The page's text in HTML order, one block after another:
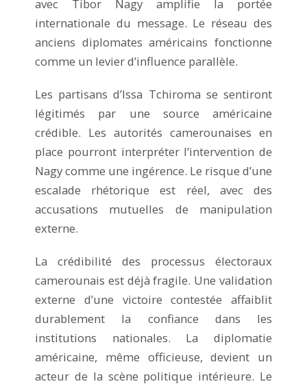
avec Tibor Nagy amplifie la portée
internationale du message. Le réseau des
anciens diplomates américains fonctionne
comme un levier d’influence parallèle.
Les partisans d’Issa Tchiroma se sentiront
légitimés par une source américaine
crédible. Les autorités camerounaises en
place pourront interpréter l’intervention de
Nagy comme une ingérence. Le risque d’une
escalade rhétorique est réel, avec des
accusations mutuelles de manipulation
externe.
La crédibilité des processus électoraux
camerounais est déjà fragile. Une validation
externe d’une victoire contestée affaiblit
durablement la confiance dans les
institutions nationales. La diplomatie
américaine, même officieuse, devient un
acteur de la scène politique intérieure. Le